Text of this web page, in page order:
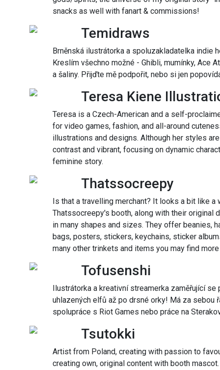
snacks as well with fanart & commissions!
Temidraws
Brněnská ilustrátorka a spoluzakladatelka indie
Kreslím všechno možné - Ghibli, mumínky, Ace
a šaliny. Přijďte mě podpořit, nebo si jen
Teresa Kiene
Teresa is a Czech-American and a self-
for video games, fashion, and all-around
illustrations and designs. Although her styles
contrast and vibrant, focusing on dynamic
feminine story.
Thatssocreepy
Is that a travelling merchant? It looks a bit like a
Thatssocreepy's booth, along with their original
in many shapes and sizes. They offer beanies,
bags, posters, stickers, keychains, sticker
many other trinkets and items you may find
Tofusenshi
Ilustrátorka a kreativní streamerka zaměřující
uhlazených elfů až po drsné orky! Má za sebou
spolupráce s Riot Games nebo práce na
Tsutokki
Artist from Poland, creating with passion to
creating own, original content with booth mascot.